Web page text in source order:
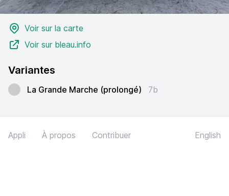
Voir sur la carte
Voir sur bleau.info
Variantes
La Grande Marche (prolongé) 7b
Appli À propos Contribuer English